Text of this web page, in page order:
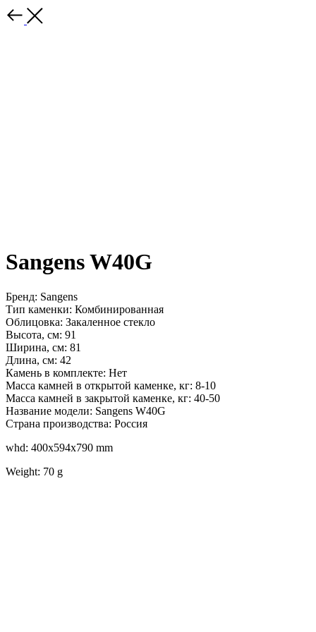
Sangens W40G
Бренд: Sangens
Тип каменки: Комбинированная
Облицовка: Закаленное стекло
Высота, см: 91
Ширина, см: 81
Длина, см: 42
Камень в комплекте: Нет
Масса камней в открытой каменке, кг: 8-10
Масса камней в закрытой каменке, кг: 40-50
Название модели: Sangens W40G
Страна производства: Россия
whd: 400x594x790 mm
Weight: 70 g